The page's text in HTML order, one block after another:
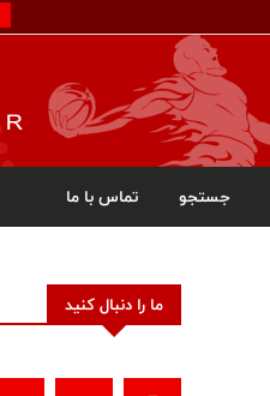
جستجو تماس با ما
ما را دنبال کنید